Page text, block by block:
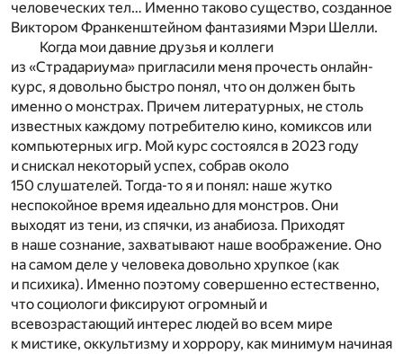
человеческих тел… Именно таково существо, созданное
Виктором Франкенштейном фантазиями Мэри Шелли.
Когда мои давние друзья и коллеги
из «Страдариума» пригласили меня прочесть онлайн-
курс, я довольно быстро понял, что он должен быть
именно о монстрах. Причем литературных, не столь
известных каждому потребителю кино, комиксов или
компьютерных игр. Мой курс состоялся в 2023 году
и снискал некоторый успех, собрав около
150 слушателей. Тогда-то я и понял: наше жутко
неспокойное время идеально для монстров. Они
выходят из тени, из спячки, из анабиоза. Приходят
в наше сознание, захватывают наше воображение. Оно
на самом деле у человека довольно хрупкое (как
и психика). Именно поэтому совершенно естественно,
что социологи фиксируют огромный и
всевозрастающий интерес людей во всем мире
к мистике, оккультизму и хоррору, как минимум начиная